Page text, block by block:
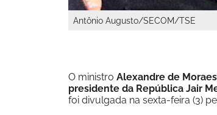
Antônio Augusto/SECOM/TSE
O ministro Alexandre de Moraes
presidente da República Jair
foi divulgada na sexta-feira (3)